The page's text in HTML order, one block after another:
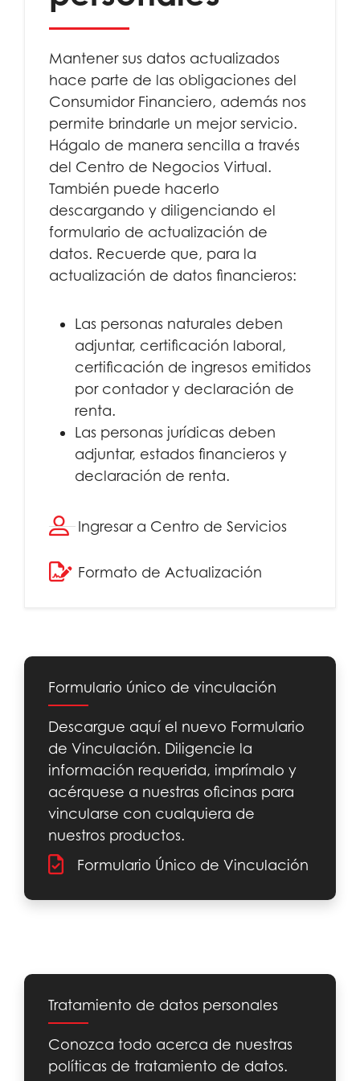
Mantener sus datos actualizados
hace parte de las obligaciones del
Consumidor Financiero, además nos
permite brindarle un mejor servicio.
Hágalo de manera sencilla a través
del Centro de Negocios Virtual.
También puede hacerlo
descargando y diligenciando el
formulario de actualización de
datos. Recuerde que, para la
actualización de datos financieros:
Las personas naturales deben
adjuntar, certificación laboral,
certificación de ingresos emitidos
por contador y declaración de
renta.
Las personas jurídicas deben
adjuntar, estados financieros y
declaración de renta.
Ingresar a Centro de Servicios
Formato de Actualización
Formulario único de vinculación
Descargue aquí el nuevo Formulario
de Vinculación. Diligencie la
información requerida, imprímalo y
acérquese a nuestras oficinas para
vincularse con cualquiera de
nuestros productos.
Formulario Único de Vinculación
Tratamiento de datos personales
Conozca todo acerca de nuestras
políticas de tratamiento de datos.